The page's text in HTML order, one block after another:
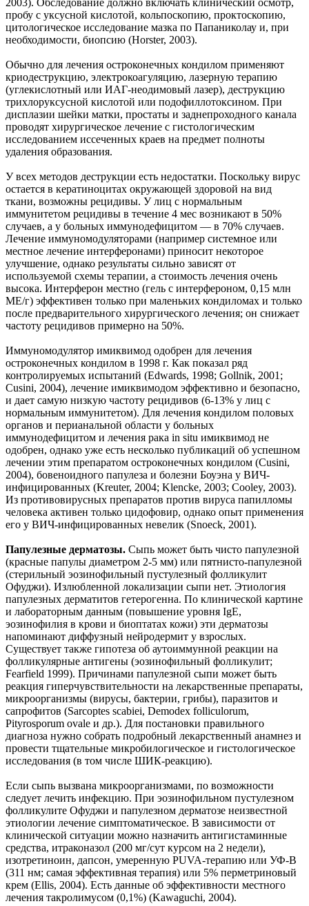
пробу с уксусной кислотой, кольпоскопию, проктоскопию,
цитологическое исследование мазка по Папаниколау и, при
необходимости, биопсию (Horster, 2003).
Обычно для лечения остроконечных кондилом применяют
криодеструкцию, электрокоагуляцию, лазерную терапию
(углекислотный или ИАГ-неодимовый лазер), деструкцию
трихлоруксусной кислотой или подофиллотоксином. При
дисплазии шейки матки, простаты и заднепроходного канала
проводят хирургическое лечение с гистологическим
исследованием иссеченных краев на предмет полноты
удаления образования.
У всех методов деструкции есть недостатки. Поскольку вирус
остается в кератиноцитах окружающей здоровой на вид
ткани, возможны рецидивы. У лиц с нормальным
иммунитетом рецидивы в течение 4 мес возникают в 50%
случаев, а у больных иммунодефицитом — в 70% случаев.
Лечение иммуномодуляторами (например системное или
местное лечение интерферонами) приносит некоторое
улучшение, однако результаты сильно зависят от
используемой схемы терапии, а стоимость лечения очень
высока. Интерферон местно (гель с интерфероном, 0,15 млн
МЕ/г) эффективен только при маленьких кондиломах и только
после предварительного хирургического лечения; он снижает
частоту рецидивов примерно на 50%.
Иммуномодулятор имиквимод одобрен для лечения
остроконечных кондилом в 1998 г. Как показал ряд
контролируемых испытаний (Edwards, 1998; Gollnik, 2001;
Cusini, 2004), лечение имиквимодом эффективно и безопасно,
и дает самую низкую частоту рецидивов (6-13% у лиц с
нормальным иммунитетом). Для лечения кондилом половых
органов и перианальной области у больных
иммунодефицитом и лечения рака in situ имиквимод не
одобрен, однако уже есть несколько публикаций об успешном
лечении этим препаратом остроконечных кондилом (Cusini,
2004), бовеноидного папулеза и болезни Боуэна у ВИЧ-
инфицированных (Kreuter, 2004; Klencke, 2003; Cooley, 2003).
Из противовирусных препаратов против вируса папилломы
человека активен только цидофовир, однако опыт применения
его у ВИЧ-инфицированных невелик (Snoeck, 2001).
Папулезные дерматозы. Сыпь может быть чисто папулезной
(красные папулы диаметром 2-5 мм) или пятнисто-папулезной
(стерильный эозинофильный пустулезный фолликулит
Офуджи). Излюбленной локализации сыпи нет. Этиология
папулезных дерматитов гетерогенна. По клинической картине
и лабораторным данным (повышение уровня IgE,
эозинофилия в крови и биоптатах кожи) эти дерматозы
напоминают диффузный нейродермит у взрослых.
Существует также гипотеза об аутоиммунной реакции на
фолликулярные антигены (эозинофильный фолликулит;
Fearfield 1999). Причинами папулезной сыпи может быть
реакция гиперчувствительности на лекарственные препараты,
микроорганизмы (вирусы, бактерии, грибы), паразитов и
сапрофитов (Sarcoptes scabiei, Demodex folliculorum,
Pityrosporum ovale и др.). Для постановки правильного
диагноза нужно собрать подробный лекарственный анамнез и
провести тщательные микробилогическое и гистологическое
исследования (в том числе ШИК-реакцию).
Если сыпь вызвана микроорганизмами, по возможности
следует лечить инфекцию. При эозинофильном пустулезном
фолликулите Офуджи и папулезном дерматозе неизвестной
этиологии лечение симптоматическое. В зависимости от
клинической ситуации можно назначить антигистаминные
средства, итраконазол (200 мг/сут курсом на 2 недели),
изотретиноин, дапсон, умеренную PUVA-терапию или УФ-B
(311 нм; самая эффективная терапия) или 5% перметриновый
крем (Ellis, 2004). Есть данные об эффективности местного
лечения такролимусом (0,1%) (Kawaguchi, 2004).